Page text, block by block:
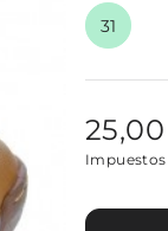
31